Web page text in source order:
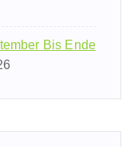
Bis Ende